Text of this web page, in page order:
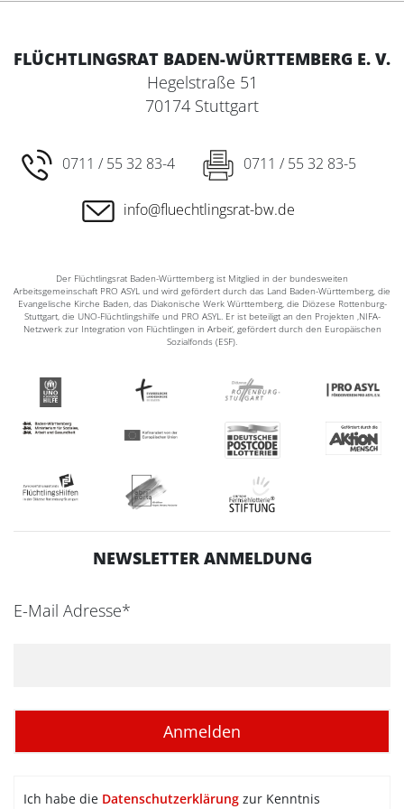
FLÜCHTLINGSRAT BADEN-WÜRTTEMBERG E. V.
Hegelstraße 51
70174 Stuttgart
0711 / 55 32 83-4 0711 / 55 32 83-5
info@fluechtlingsrat-bw.de
Der Flüchtlingsrat Baden-Württemberg ist Mitglied in der bundesweiten
Arbeitsgemeinschaft PRO ASYL und wird gefördert durch das Land Baden-Württemberg, die
Evangelische Kirche Baden, das Diakonische Werk Württemberg, die Diözese Rottenburg-
Stuttgart, die UNO-Flüchtlingshilfe und PRO ASYL. Er ist beteiligt an den Projekten ‚NIFA-
Netzwerk zur Integration von Flüchtlingen in Arbeit‘, gefördert durch den Europäischen
Sozialfonds (ESF).
NEWSLETTER ANMELDUNG
E-Mail Adresse*
Ich habe die Datenschutzerklärung zur Kenntnis